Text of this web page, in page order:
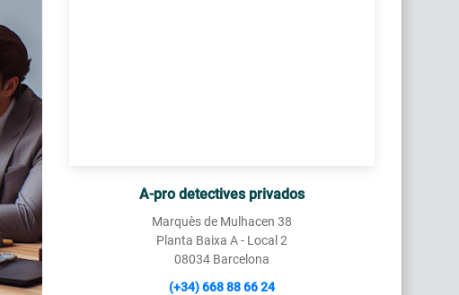
A-pro detectives privados
Marquès de Mulhacen 38
Planta Baixa A - Local 2
08034 Barcelona
(+34) 668 88 66 24